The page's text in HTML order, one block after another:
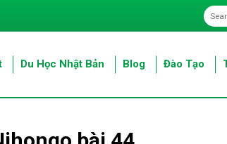
Du Học Nhật Bản Blog Đào Tạo